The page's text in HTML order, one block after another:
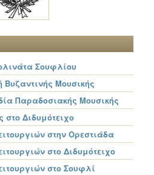
Σουφλίου
Βυζαντινής Μουσικής
Παραδοσιακής Μουσικής
στο Διδυμότειχο
στην Ορεστιάδα
στο Διδυμότειχο
στο Σουφλί